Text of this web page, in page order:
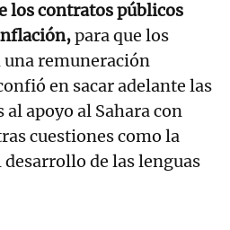
los contratos públicos
para que los
remuneración
en sacar adelante las
apoyo al Sahara con
cuestiones como la
desarrollo de las lenguas